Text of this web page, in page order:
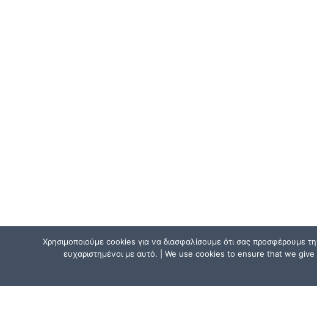
Χρησιμοποιούμε cookies για να διασφαλίσουμε ότι σας προσφέρουμε
ευχαριστημένοι με αυτό. | We use cookies to ensure that we